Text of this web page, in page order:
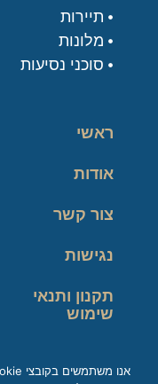
תיירות
מלונות
סוכני נסיעות
ראשי
אודות
צור קשר
נגישות
תקנון ותנאי
שימוש